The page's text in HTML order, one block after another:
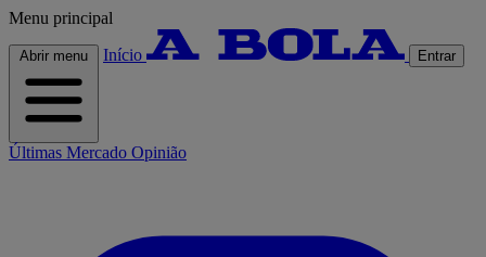
Menu principal
Abrir menu Início Entrar
Últimas Mercado Opinião